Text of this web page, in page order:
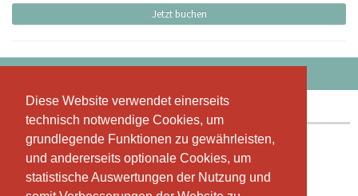
Diese Website verwendet einerseits
technisch notwendige Cookies, um
grundlegende Funktionen zu gewährleisten,
und andererseits optionale Cookies, um
statistische Auswertungen der Nutzung und
Diese Website verwendet einerseits
technisch notwendige Cookies, um
grundlegende Funktionen zu gewährleisten,
und andererseits optionale Cookies, um
statistische Auswertungen der Nutzung und
Jetzt buchen
Pilates & FAMO Fascia Movement
18:30 - 19:30
Baha
Rachel Andrey